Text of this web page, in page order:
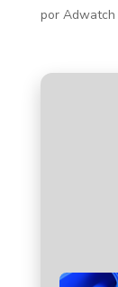
por Adwatch